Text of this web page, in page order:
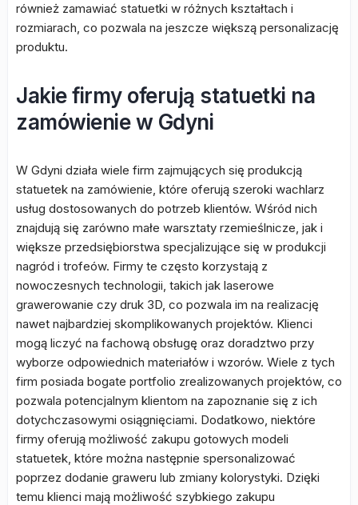
również zamawiać statuetki w różnych kształtach i
rozmiarach, co pozwala na jeszcze większą personalizację
produktu.
Jakie firmy oferują statuetki na
zamówienie w Gdyni
W Gdyni działa wiele firm zajmujących się produkcją
statuetek na zamówienie, które oferują szeroki wachlarz
usług dostosowanych do potrzeb klientów. Wśród nich
znajdują się zarówno małe warsztaty rzemieślnicze, jak i
większe przedsiębiorstwa specjalizujące się w produkcji
nagród i trofeów. Firmy te często korzystają z
nowoczesnych technologii, takich jak laserowe
grawerowanie czy druk 3D, co pozwala im na realizację
nawet najbardziej skomplikowanych projektów. Klienci
mogą liczyć na fachową obsługę oraz doradztwo przy
wyborze odpowiednich materiałów i wzorów. Wiele z tych
firm posiada bogate portfolio zrealizowanych projektów, co
pozwala potencjalnym klientom na zapoznanie się z ich
dotychczasowymi osiągnięciami. Dodatkowo, niektóre
firmy oferują możliwość zakupu gotowych modeli
statuetek, które można następnie spersonalizować
poprzez dodanie graweru lub zmiany kolorystyki. Dzięki
temu klienci mają możliwość szybkiego zakupu